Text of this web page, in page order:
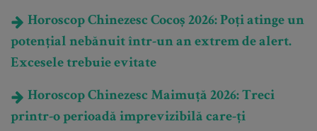
Horoscop Chinezesc Cocoș 2026: Poți atinge un
potențial nebănuit într-un an extrem de alert.
Excesele trebuie evitate
Horoscop Chinezesc Maimuță 2026: Treci
printr-o perioadă imprevizibilă care-ți